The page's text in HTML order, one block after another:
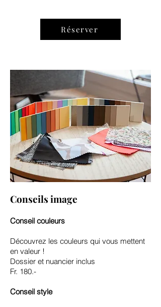
Réserver
Conseils image
Conseil couleurs
Découvrez les couleurs qui vous mettent
en valeur !
Dossier et nuancier inclus
Fr. 180.-
Conseil style